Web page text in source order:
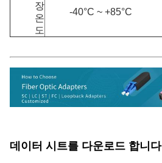
장
온
도
-40°C ~ +85°C
데이터 시트를 다운로드 합니다